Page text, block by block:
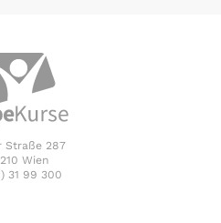
Straße 287
Wien
31 99 300